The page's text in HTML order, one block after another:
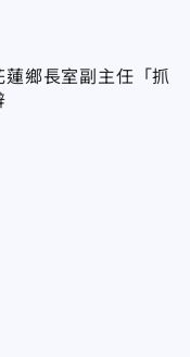
鄉長室副主任「抓